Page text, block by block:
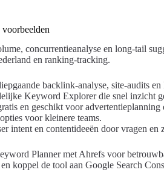
concurrentieanalyse en long-tail
en ranking-tracking.
backlink-analyse, site-audits en
Keyword Explorer die snel inzicht
en geschikt voor advertentieplanning
voor kleinere teams.
intent en contentideeën door vragen en
Planner met Ahrefs voor
koppel de tool aan Google Search